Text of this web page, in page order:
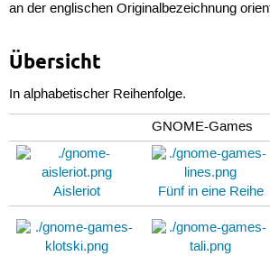
an der englischen Originalbezeichnung
Übersicht
In alphabetischer Reihenfolge.
GNOME-Games
Aisleriot Fünf in eine Reihe